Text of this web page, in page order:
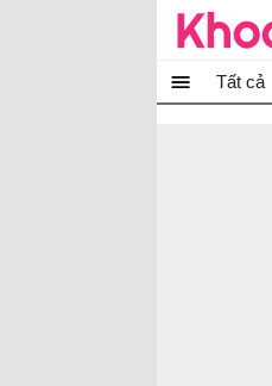
Tất cả